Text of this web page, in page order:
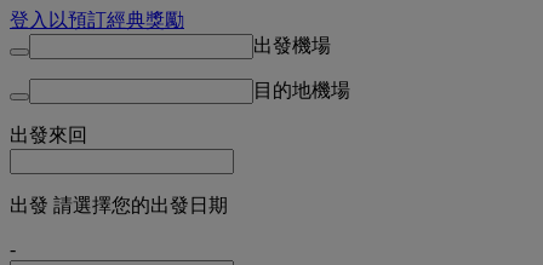
登入以預訂經典獎勵
出發機場
目的地機場
出發來回
出發 請選擇您的出發日期
-